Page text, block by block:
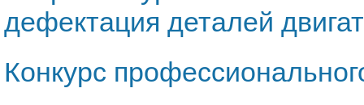
дефектация деталей
Конкурс